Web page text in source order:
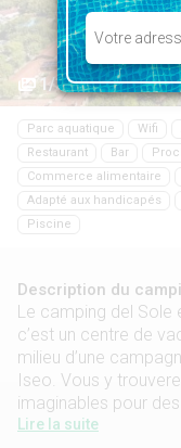
1/30
Parc aquatique Wifi
Restaurant
Bar
Commerce alimentaire
Adapté aux handicapés
Piscine
Description du
Le camping del Sole
c’est un centre de
milieu d’une
Iseo. Vous y
imaginables pour
Lire la suite